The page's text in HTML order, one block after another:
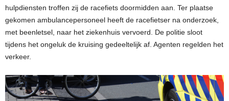
hulpdiensten troffen zij de racefiets doormidden aan. Ter plaatse
gekomen ambulancepersoneel heeft de racefietser na onderzoek,
met beenletsel, naar het ziekenhuis vervoerd. De politie sloot
tijdens het ongeluk de kruising gedeeltelijk af. Agenten regelden het
verkeer.